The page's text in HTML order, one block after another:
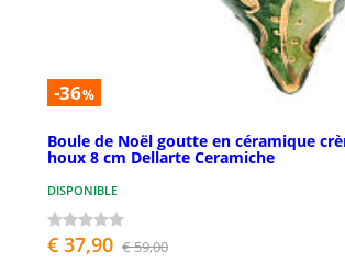
-36%
Boule de Noël goutte en céramique
houx 8 cm Dellarte Ceramiche
DISPONIBLE
€ 37,90 € 59,00